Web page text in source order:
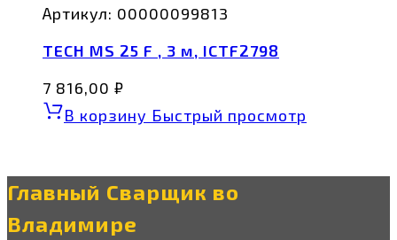
Артикул: 00000099813
TECH MS 25 F , 3 м, ICTF2798
7 816,00 ₽
В корзину Быстрый просмотр
Главный Сварщик во
Владимире